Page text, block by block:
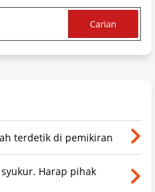
terdetik di pemikiran
Harap pihak